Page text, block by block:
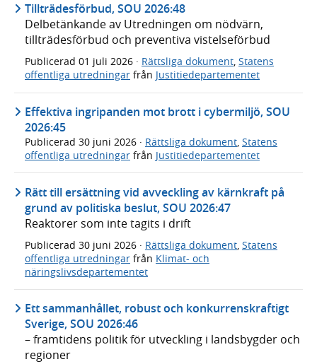
Tillträdesförbud, SOU 2026:48
Delbetänkande av Utredningen om nödvärn,
tillträdesförbud och preventiva vistelseförbud
Publicerad 01 juli 2026 · Rättsliga dokument, Statens
offentliga utredningar från Justitiedepartementet
Effektiva ingripanden mot brott i cybermiljö, SOU
2026:45
Publicerad 30 juni 2026 · Rättsliga dokument, Statens
offentliga utredningar från Justitiedepartementet
Rätt till ersättning vid avveckling av kärnkraft på
grund av politiska beslut, SOU 2026:47
Reaktorer som inte tagits i drift
Publicerad 30 juni 2026 · Rättsliga dokument Statens
offentliga utredningar från Klimat- och
näringslivsdepartementet
Ett sammanhållet, robust och konkurrenskraftigt
Sverige, SOU 2026:46
– framtidens politik för utveckling i landsbygder och
regioner